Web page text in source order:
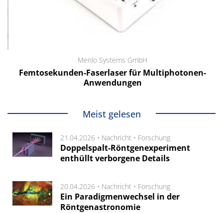
Menlo Systems GmbH
Femtosekunden-Faserlaser für Multiphotonen-
Anwendungen
Meist gelesen
21.04.2026 • Nachricht • Forschung
Doppelspalt-Röntgenexperiment
enthüllt verborgene Details
20.04.2026 • Nachricht • Forschung
Ein Paradigmenwechsel in der
Röntgenastronomie